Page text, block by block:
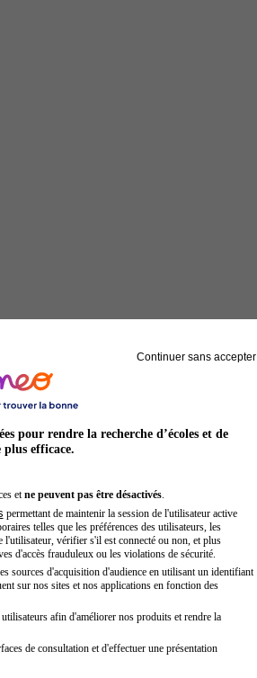
Continuer sans accepter
pour rendre la recherche d’écoles et de
efficace.
et ne peuvent pas être désactivés.
permettant de maintenir la session de l'utilisateur active
telles que les préférences des utilisateurs, les
vérifier s'il est connecté ou non, et plus
d'accès frauduleux ou les violations de sécurité.
sources d'acquisition d'audience en utilisant un identifiant
sur nos sites et nos applications en fonction des
afin d'améliorer nos produits et rendre la
de consultation et d'effectuer une présentation